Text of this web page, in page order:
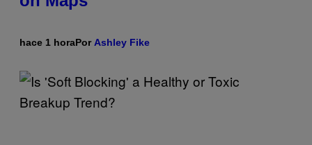
hace 1 horaPor Ashley Fike